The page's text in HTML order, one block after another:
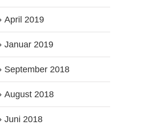
April 2019
Januar 2019
September 2018
August 2018
Juni 2018